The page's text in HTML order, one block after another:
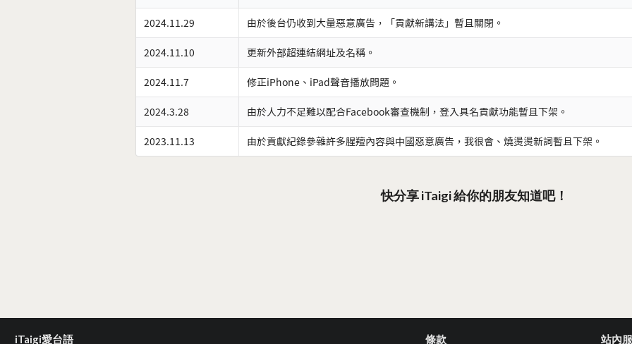
2024.11.29 由於後台仍收到大量惡意廣告，「貢獻新講法」暫且關閉。
2024.11.10 更新外部超連結網址及名稱。
2024.11.7 修正iPhone、iPad聲音播放問題。
2024.3.28 由於人力不足難以配合Facebook審查機制，登入具名貢獻功能暫且下架。
2023.11.13 由於貢獻紀錄參雜許多腥羶內容與中國惡意廣告，我很會、燒燙燙新詞暫且下架。
快分享 iTaigi 給你的朋友知道吧！
iTaigi愛台語 條款 站內